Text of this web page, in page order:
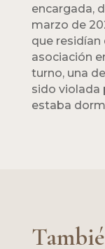
encargada,
marzo de
que
asociación
turno, una
sido violada
estaba